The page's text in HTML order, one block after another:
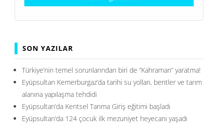
SON YAZILAR
Türkiye’nin temel sorunlarından biri de ”Kahraman” yaratma!
Eyüpsultan Kemerburgaz’da tarihi su yolları, bentler ve tarım
alanına yapılaşma tehdidi
Eyüpsultan’da Kentsel Tarıma Giriş eğitimi başladı
Eyüpsultan’da 124 çocuk ilk mezuniyet heyecanı yaşadı